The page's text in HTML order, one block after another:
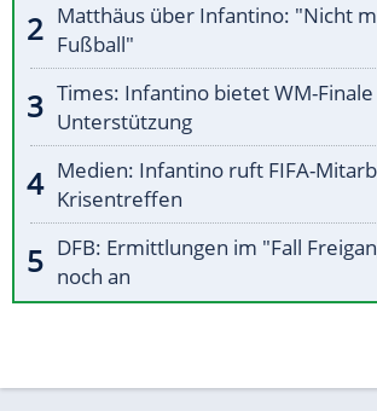
Matthäus über Infantino: "Nicht
Fußball"
Times: Infantino bietet WM-
Unterstützung
Medien: Infantino ruft FIFA-
Krisentreffen
DFB: Ermittlungen im "Fall
noch an